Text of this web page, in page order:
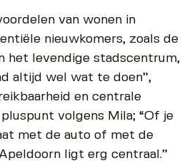
van wonen in
nieuwkomers, zoals de
het levendige stadscentrum,
altijd wel wat te doen”,
en centrale
volgens Mila; “Of je
met de auto of met de
ligt erg centraal.”